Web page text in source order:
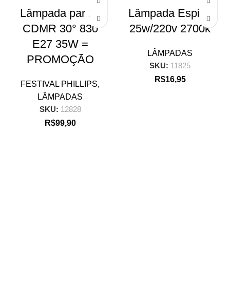
Lâmpada par 20
CDMR 30° 830
E27 35W =
PROMOÇÃO
FESTIVAL PHILLIPS,
LÂMPADAS
SKU: 12828
R$99,90
Lâmpada Espiral
25w/220v 2700k
LÂMPADAS
SKU: 11825
R$16,95